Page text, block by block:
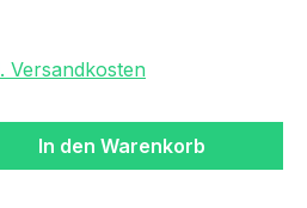
Versandkosten
Gib den
In den Warenkorb